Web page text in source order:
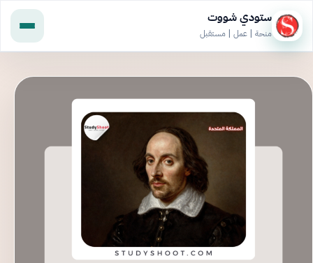
ستودي شووت
منحة | عمل | مستقبل